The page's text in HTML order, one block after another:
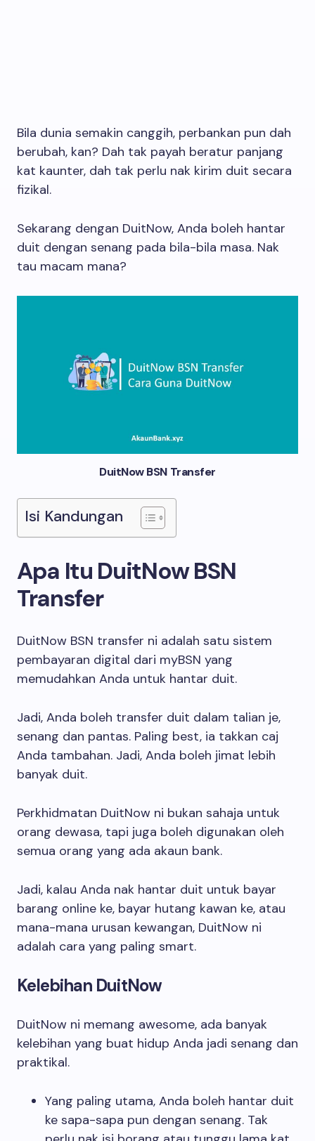
Bila dunia semakin canggih, perbankan pun dah
berubah, kan? Dah tak payah beratur panjang
kat kaunter, dah tak perlu nak kirim duit secara
fizikal.
Sekarang dengan DuitNow, Anda boleh hantar
duit dengan senang pada bila-bila masa. Nak
tau macam mana?
DuitNow BSN Transfer
Isi Kandungan
Apa Itu DuitNow BSN
Transfer
DuitNow BSN transfer ni adalah satu sistem
pembayaran digital dari myBSN yang
memudahkan Anda untuk hantar duit.
Jadi, Anda boleh transfer duit dalam talian je,
senang dan pantas. Paling best, ia takkan caj
Anda tambahan. Jadi, Anda boleh jimat lebih
banyak duit.
Perkhidmatan DuitNow ni bukan sahaja untuk
orang dewasa, tapi juga boleh digunakan oleh
semua orang yang ada akaun bank.
Jadi, kalau Anda nak hantar duit untuk bayar
barang online ke, bayar hutang kawan ke, atau
mana-mana urusan kewangan, DuitNow ni
adalah cara yang paling smart.
Kelebihan DuitNow
DuitNow ni memang awesome, ada banyak
kelebihan yang buat hidup Anda jadi senang dan
praktikal.
Yang paling utama, Anda boleh hantar duit
ke sapa-sapa pun dengan senang. Tak